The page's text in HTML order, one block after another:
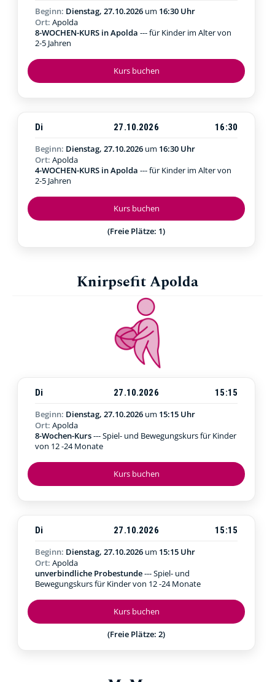
Kurs buchen
Beginn: Dienstag, 27.10.2026 um 16:30 Uhr
Ort: Apolda
8-WOCHEN-KURS in Apolda --- für Kinder im Alter von
2-5 Jahren
Kurs buchen
(Freie Plätze: 1)
Di 27.10.2026
16:30
Beginn: Dienstag, 27.10.2026 um 16:30 Uhr
Ort: Apolda
4-WOCHEN-KURS in Apolda --- für Kinder im Alter von
2-5 Jahren
Knirpsefit Apolda
Kurs buchen
Di 27.10.2026
15:15
Beginn: Dienstag, 27.10.2026 um 15:15 Uhr
Ort: Apolda
8-Wochen-Kurs--- Spiel- und Bewegungskurs für Kinder
von 12 -24 Monate
Kurs buchen
(Freie Plätze: 2)
Di 27.10.2026
15:15
Beginn: Dienstag, 27.10.2026 um 15:15 Uhr
Ort: Apolda
unverbindliche Probestunde--- Spiel- und
Bewegungskurs für Kinder von 12 -24 Monate